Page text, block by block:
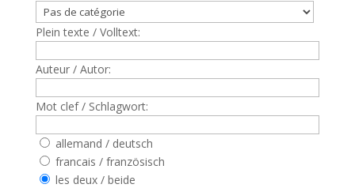
Plein texte / Volltext:
Auteur / Autor:
Mot clef / Schlagwort:
allemand / deutsch
francais / französisch
les deux / beide